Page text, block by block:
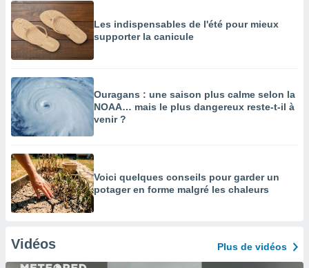
Les indispensables de l'été pour mieux
supporter la canicule
Ouragans : une saison plus calme selon la
NOAA… mais le plus dangereux reste-t-il à
venir ?
Voici quelques conseils pour garder un
potager en forme malgré les chaleurs
Vidéos Plus de vidéos